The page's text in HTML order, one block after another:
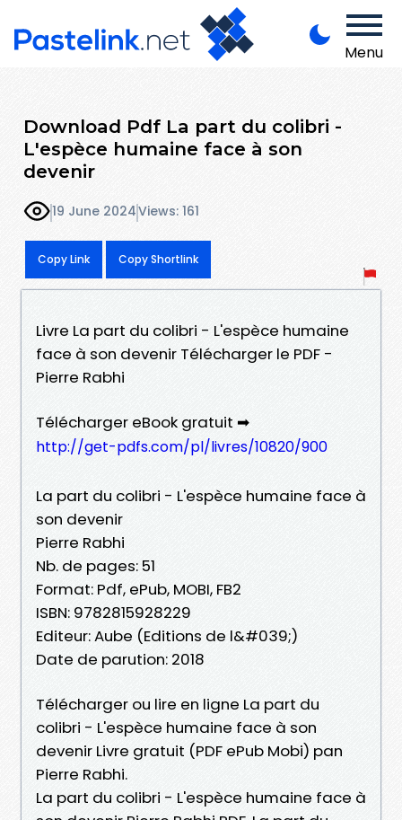
Menu
Download Pdf La part du colibri -
L'espèce humaine face à son
devenir
19 June 2024Views: 161
Copy Link Copy Shortlink
Livre La part du colibri - L'espèce humaine
face à son devenir Télécharger le PDF -
Pierre Rabhi
Télécharger eBook gratuit ➡
http://get-pdfs.com/pl/livres/10820/900
La part du colibri - L'espèce humaine face à
son devenir
Pierre Rabhi
Nb. de pages: 51
Format: Pdf, ePub, MOBI, FB2
ISBN: 9782815928229
Editeur: Aube (Editions de l&#039;)
Date de parution: 2018
Télécharger ou lire en ligne La part du
colibri - L'espèce humaine face à son
devenir Livre gratuit (PDF ePub Mobi) pan
Pierre Rabhi.
La part du colibri - L'espèce humaine face à